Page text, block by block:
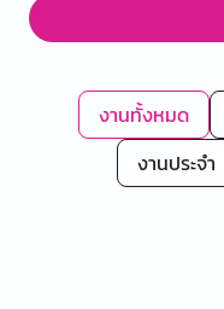
งานทั้งหมด
งานประจำ